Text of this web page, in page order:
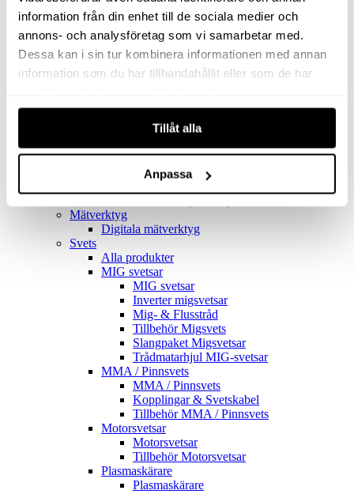
information från din enhet till de sociala medier och
annons- och analysföretag som vi samarbetar med.
Dessa kan i sin tur kombinera informationen med annan
information som du har tillhandahållit eller som de har
Tillåt alla
Anpassa
Golv- & Kombinationsmunstycke
Munstycke
Motor
Reservdelar dammsugare
Rör & handtag
Uppsamlingspåsar
Alla produkter
Mätverktyg
Digitala mätverktyg
Svets
Alla produkter
MIG svetsar
MIG svetsar
Inverter migsvetsar
Mig- & Flusstråd
Tillbehör Migsvets
Slangpaket Migsvetsar
Trådmatarhjul MIG-svetsar
MMA / Pinnsvets
MMA / Pinnsvets
Kopplingar & Svetskabel
Tillbehör MMA / Pinnsvets
Motorsvetsar
Motorsvetsar
Tillbehör Motorsvetsar
Plasmaskärare
Plasmaskärare